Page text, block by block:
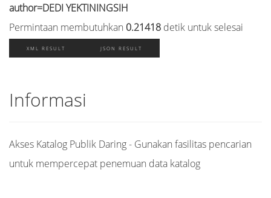
author=DEDI YEKTININGSIH
Permintaan membutuhkan 0.21418 detik untuk selesai
XML RESULT JSON RESULT
Informasi
Akses Katalog Publik Daring - Gunakan fasilitas pencarian
untuk mempercepat penemuan data katalog